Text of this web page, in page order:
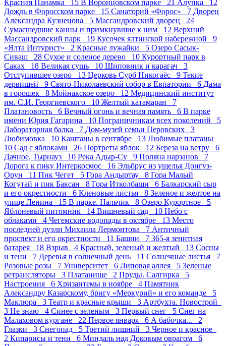
Красная Панамка 15 В Воронцовском парке 21 Алупка 12
Дождь в Форосском парке 15 Санаторий «Форос» 7 Дворец
Александра Кузнецова 5 Массандровский дворец 24
Сумасшедшие канны и примкнувшие к ним 12 Верхний
Массандровский парк 19 Кусочек ялтинской набережной 9
«Ялта Интурист» 2 Красные лужайки 5 Озеро Сасык-
Сиваш 28 Сухое и соленое дерево 10 Курортный парк в
Саках 18 Великая сушь 10 Шиповник и карагач 3
Отступившее озеро 13 Церковь Сурб Никогаёс 9 Текие
дервишей 9 Свято-Николаевский собор в Евпатории 6 Дама
в горошек 8 Мойнакское озеро 12 Медицинский институт
им. С.И. Георгиевского 10 Желтый катамаран 7
Платановость 6 Вечный огонь и вечная память 6 В парке
имени Юрия Гагарина 10 Пограничникам всех поколений 5
Лабораторная балка 7 Дом-музей семьи Перовских 3
Любимовка 10 Каштаны в сентябре 13 Любимые платаны
10 Сад с яблоками 26 Портреты яблок 12 Береза на ветру 6
Дачное, Тырнауз 10 Река Адыр-Су 9 Поляна нарзанов 7
Дорога к пику Интеркосмос 16 Эльбрус из ущелья Донгуз-
Орун 11 Пик Чегет 5 Гора Андыртау 8 Гора Малый
Когутай и пик Баксан 8 Гора Итколбаши 6 Балкарский сыр
и его окрестности 6 Кленовые листья 8 Зеленое и желтое на
улице Ленина 15 В парке. Нальчик 8 Озеро Курортное 5
Яблоневый питомник 14 Вишневый сад 10 Небо с
облаками 4 Чегемские водопады в октябре 13 Место
последней дуэли Михаила Лермонтова 7 Античный
проспект и его окрестности 11 Башни 7 365-я зенитная
батарея 18 Взрыв 4 Красный, зеленый и желтый 13 Сосны
и тени 7 Деревья в солнечный день 11 Солнечные листья 7
Розовые розы 7 Университет 6 Липовая аллея 5 Зеленые
ретрансляторы 3 Платанище 2 Пруды. Салгирка 5
Настроения 6 Хризантемы в ноябре 4 Памятник
Александру Казарскому, бригу «Меркурий» и его команде 5
Маклюра 3 Театр и красные крыши 3 Артбухта. Новострой
3 Не знаю 4 Синее с зеленым 3 Первый снег 5 Снег на
Малаховом кургане 22 Первое января 6 А бабочка... 2
Глазки 3 Снегопад 5 Третий лишний 3 Черное и красное
2 Кипарисы и тени 6 Миндаль над Доковым оврагом 6